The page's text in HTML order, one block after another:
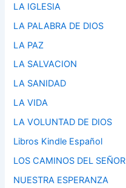
LA IGLESIA
LA PALABRA DE DIOS
LA PAZ
LA SALVACION
LA SANIDAD
LA VIDA
LA VOLUNTAD DE DIOS
Libros Kindle Español
LOS CAMINOS DEL SEÑOR
NUESTRA ESPERANZA